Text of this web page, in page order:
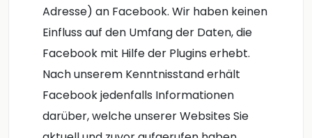
Adresse) an Facebook. Wir haben keinen
Einfluss auf den Umfang der Daten, die
Facebook mit Hilfe der Plugins erhebt.
Nach unserem Kenntnisstand erhält
Facebook jedenfalls Informationen
darüber, welche unserer Websites Sie